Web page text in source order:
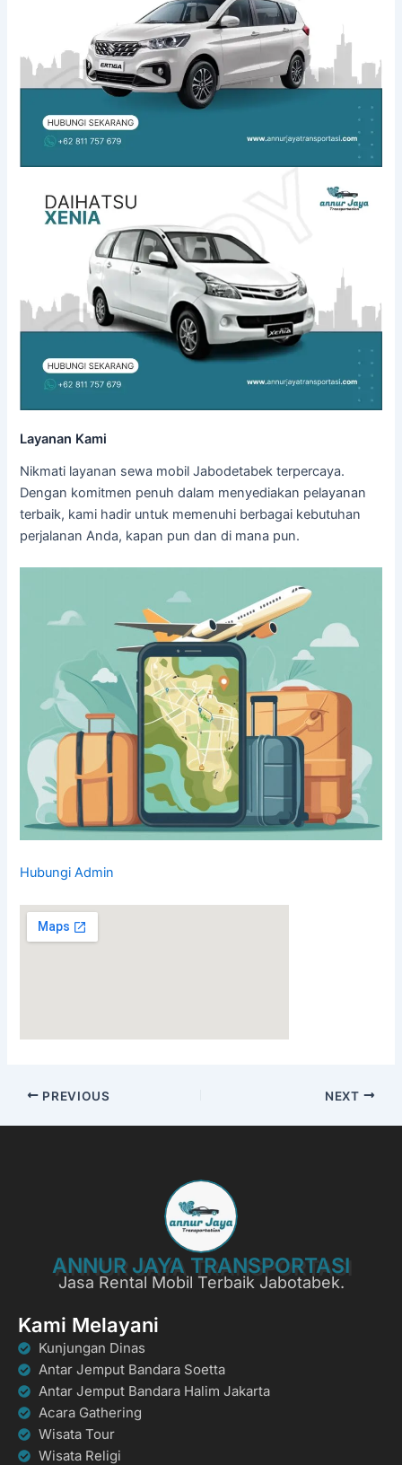
Layanan Kami
Nikmati layanan sewa mobil Jabodetabek terpercaya.
Dengan komitmen penuh dalam menyediakan pelayanan
terbaik, kami hadir untuk memenuhi berbagai kebutuhan
perjalanan Anda, kapan pun dan di mana pun.
Hubungi Admin
PREVIOUS NEXT
ANNUR JAYA TRANSPORTASI
Jasa Rental Mobil Terbaik Jabotabek.
Kami Melayani
Kunjungan Dinas
Antar Jemput Bandara Soetta
Antar Jemput Bandara Halim Jakarta
Acara Gathering
Wisata Tour
Wisata Religi